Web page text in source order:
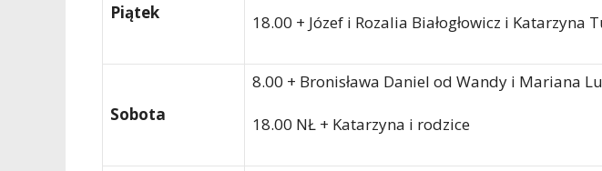
Piątek 18.00 + Józef i Rozalia Białogłowicz i Katarzyna
Sobota
8.00 + Bronisława Daniel od Wandy i Mariana
18.00 NŁ + Katarzyna i rodzice